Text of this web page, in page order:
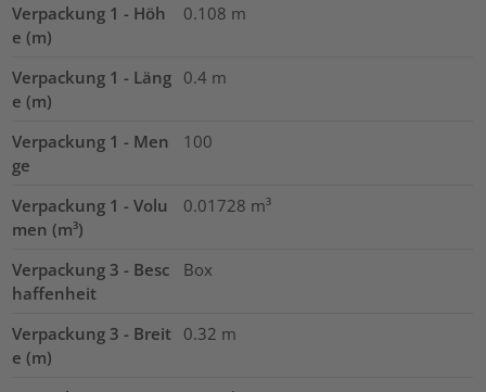
Verpackung 1 - Höh
e (m)
0.108 m
Verpackung 1 - Läng
e (m)
0.4 m
Verpackung 1 - Men
ge
100
Verpackung 1 - Volu
men (m³)
0.01728 m³
Verpackung 3 - Besc
haffenheit
Box
Verpackung 3 - Breit
e (m)
0.32 m